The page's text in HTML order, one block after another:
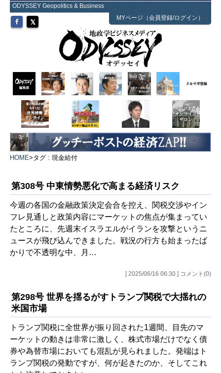
ODYSSEY Geopolitics & Business
MYページ（会員登録/ログイン）
HOME>タグ : 現金給付
第308号 中東情勢悪化で高まる経済リスク
今週の各国の金融政策決定会合を控え、関税交渉やイン
フレ見通しと政策内容にマーケットの焦点が集まってい
たところに、先週末イスラエルがイランを攻撃というニ
ュースが飛び込んできました。戦況の行方も始まったば
かりで不透明な中、月…
[ 2025/06/16 06:30 ] コメント(0)
第298号 世界を揺るがすトランプ関税で大揺れの
米国市場
トランプ関税に全世界が振り回された1週間、目先のマ
ーケットの動きは非常に激しく、株式市場だけでなく債
券や為替市場においても混乱が見られました。発端はト
ランプ関税の発動ですが、何が起きたのか、そしてこれ